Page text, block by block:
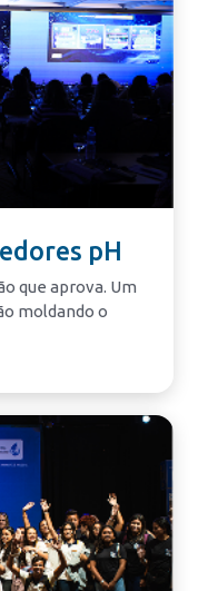
pH
que aprova. Um
moldando o